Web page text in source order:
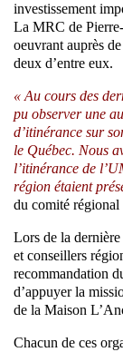
investissement
La MRC de
oeuvrant auprès
deux d’entre eux.
« Au cours des
pu observer une
d’itinérance sur
le Québec. Nous
l’itinérance de
région étaient
du comité régional
Lors de la
et conseillers
recommandation
d’appuyer la
de la Maison
Chacun de ces